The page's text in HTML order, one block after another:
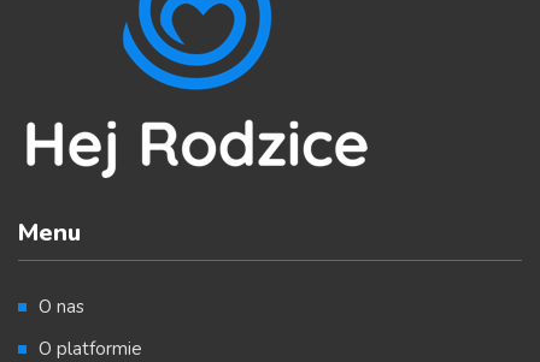
Menu
O nas
O platformie